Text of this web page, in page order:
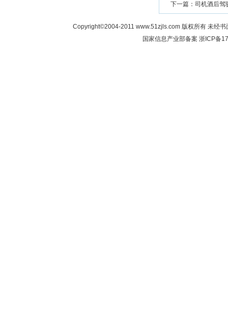
下一篇： 司机酒后驾
Copyright©2004-2011 www.51zjls.com 版权所有 未经
国家信息产业部备案 浙ICP备